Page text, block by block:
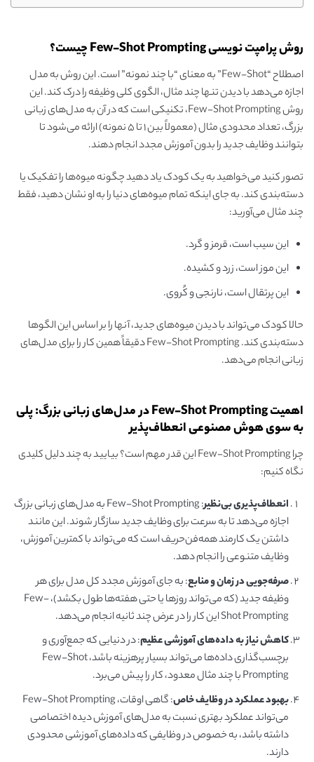
روش پرامپت نویسی Few-Shot Prompting چیست؟
اصطلاح “Few-Shot” به معنای “با چند نمونه” است. این روش به مدل
اجازه می‌دهد با دیدن تنها چند مثال، الگوی کلی وظیفه را درک کند. این
روش Few-Shot Prompting، تکنیکی است که در آن به مدل‌های زبانی
بزرگ، تعداد محدودی مثال (معمولاً بین 1 تا 5 نمونه) ارائه می‌شود تا
بتوانند وظایف جدید را بدون آموزش مجدد انجام دهند.
تصور کنید می‌خواهید به یک کودک یاد دهید چگونه میوه‌ها را تفکیک یا
دسته‌بندی کند. به جای اینکه تمام میوه‌های دنیا را به او نشان دهید، فقط
چند مثال می‌آورید:
این سیب است، قرمز و گرد.
این موز است، زرد و کشیده.
این پرتقال است، نارنجی و کُروی.
حالا کودک می‌تواند با دیدن میوه‌های جدید، آنها را بر اساس این الگوها
دسته‌بندی کند. Few-Shot Prompting دقیقاً همین کار را برای مدل‌های
زبانی انجام می‌دهد.
اهمیت Few-Shot Prompting در مدل‌های زبانی بزرگ: پلی
به سوی هوش مصنوعی انعطاف‌پذیر
چرا Few-Shot Prompting این قدر مهم است؟ بیایید به چند دلیل کلیدی
نگاه کنیم:
انعطاف‌پذیری بی‌نظیر
: Few-Shot Prompting به مدل‌های زبانی بزرگ
اجازه می‌دهد تا به سرعت برای وظایف جدید سازگار شوند. این مانند
داشتن یک کارمند همه‌فن‌حریف است که می‌تواند با کمترین آموزش،
وظایف متنوعی را انجام دهد.
صرفه‌جویی در زمان و منابع: به جای آموزش مجدد کل مدل برای هر
وظیفه جدید (که می‌تواند روزها یا حتی هفته‌ها طول بکشد)، Few-
Shot Prompting این کار را در عرض چند ثانیه انجام می‌دهد.
کاهش نیاز به داده‌های آموزشی عظیم: در دنیایی که جمع‌آوری و
برچسب‌گذاری داده‌ها می‌تواند بسیار پرهزینه باشد، Few-Shot
Prompting با چند مثال معدود، کار را پیش می‌برد.
بهبود عملکرد در وظایف خاص
: گاهی اوقات، Few-Shot Prompting
می‌تواند عملکرد بهتری نسبت به مدل‌های آموزش دیده اختصاصی
داشته باشد، به خصوص در وظایفی که داده‌های آموزشی محدودی
دارند.